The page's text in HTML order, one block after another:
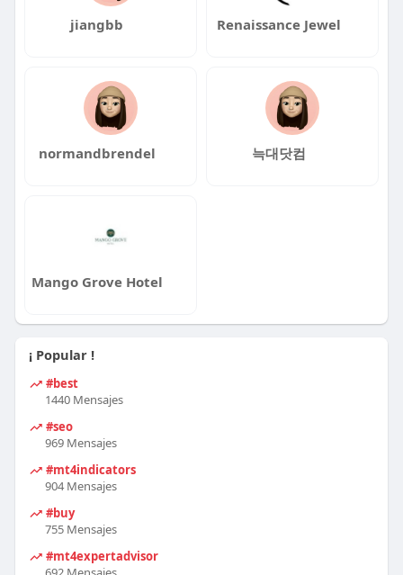
jiangbb Renaissance Jewel
normandbrendel 늑대닷컴
Mango Grove Hotel
¡ Popular !
#best
1440 Mensajes
#seo
969 Mensajes
#mt4indicators
904 Mensajes
#buy
755 Mensajes
#mt4expertadvisor